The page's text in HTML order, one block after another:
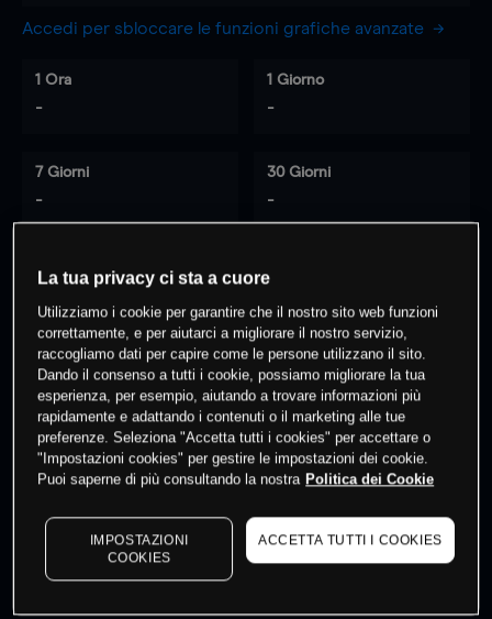
Accedi per sbloccare le funzioni grafiche avanzate
1 Ora
-
1 Giorno
-
7 Giorni
-
30 Giorni
-
% dei clienti hanno posizioni
questo prodotto
Fai trading
I prezzi sono solo indicativi. Accediper vedere gli ultimi
dati di mercato
to see latest market data
La tua privacy ci sta a cuore
Utilizziamo i cookie per garantire che il nostro sito web funzioni
correttamente, e per aiutarci a migliorare il nostro servizio,
raccogliamo dati per capire come le persone utilizzano il sito.
Dando il consenso a tutti i cookie, possiamo migliorare la tua
esperienza, per esempio, aiutando a trovare informazioni più
rapidamente e adattando i contenuti o il marketing alle tue
preferenze. Seleziona "Accetta tutti i cookies" per accettare o
"Impostazioni cookies" per gestire le impostazioni dei cookie.
Puoi saperne di più consultando la nostra Politica dei Cookie
IMPOSTAZIONI
COOKIES
ACCETTA TUTTI I COOKIES